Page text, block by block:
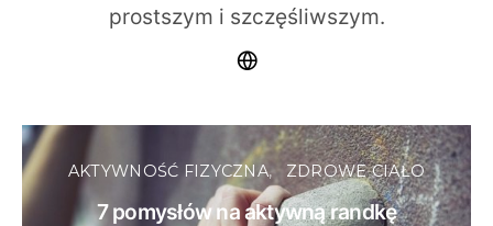
prostszym i szczęśliwszym.
AKTYWNOŚĆ FIZYCZNA ZDROWE CIAŁO
7 pomysłów na aktywną randkę